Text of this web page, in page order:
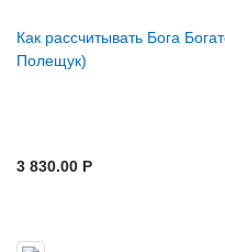
Как рассчитывать Бога
Полещук)
3 830.00 P